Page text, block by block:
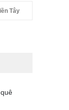
Tây